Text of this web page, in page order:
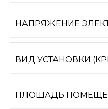
НАПРЯЖЕНИЕ
ВИД УСТАНОВКИ
ПЛОЩАДЬ